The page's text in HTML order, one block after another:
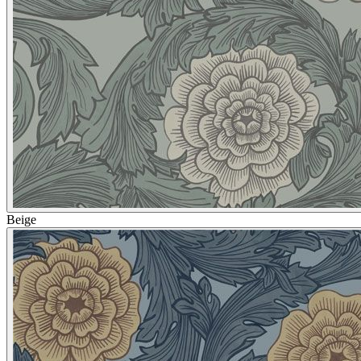
Beige